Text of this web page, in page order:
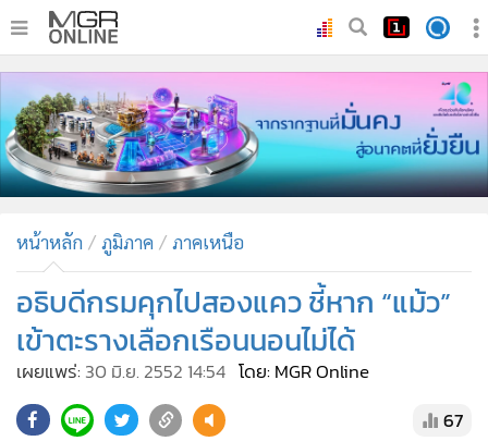
• ทันเหตุการณ์
• ภาคใต้
• ภูมิภาค
• บันเทิง
ผู้จัดการรายวัน
• คอลัมนิสต์
• ละคร
• Cyber BIZ
หน้าหลัก ภูมิภาค ภาคเหนือ
อธิบดีกรมคุกไปสองแคว ชี้หาก “แม้ว”
เข้าตะรางเลือกเรือนนอนไม่ได้
เผยแพร่: 30 มิ.ย. 2552 14:54 โดย: MGR Online
67